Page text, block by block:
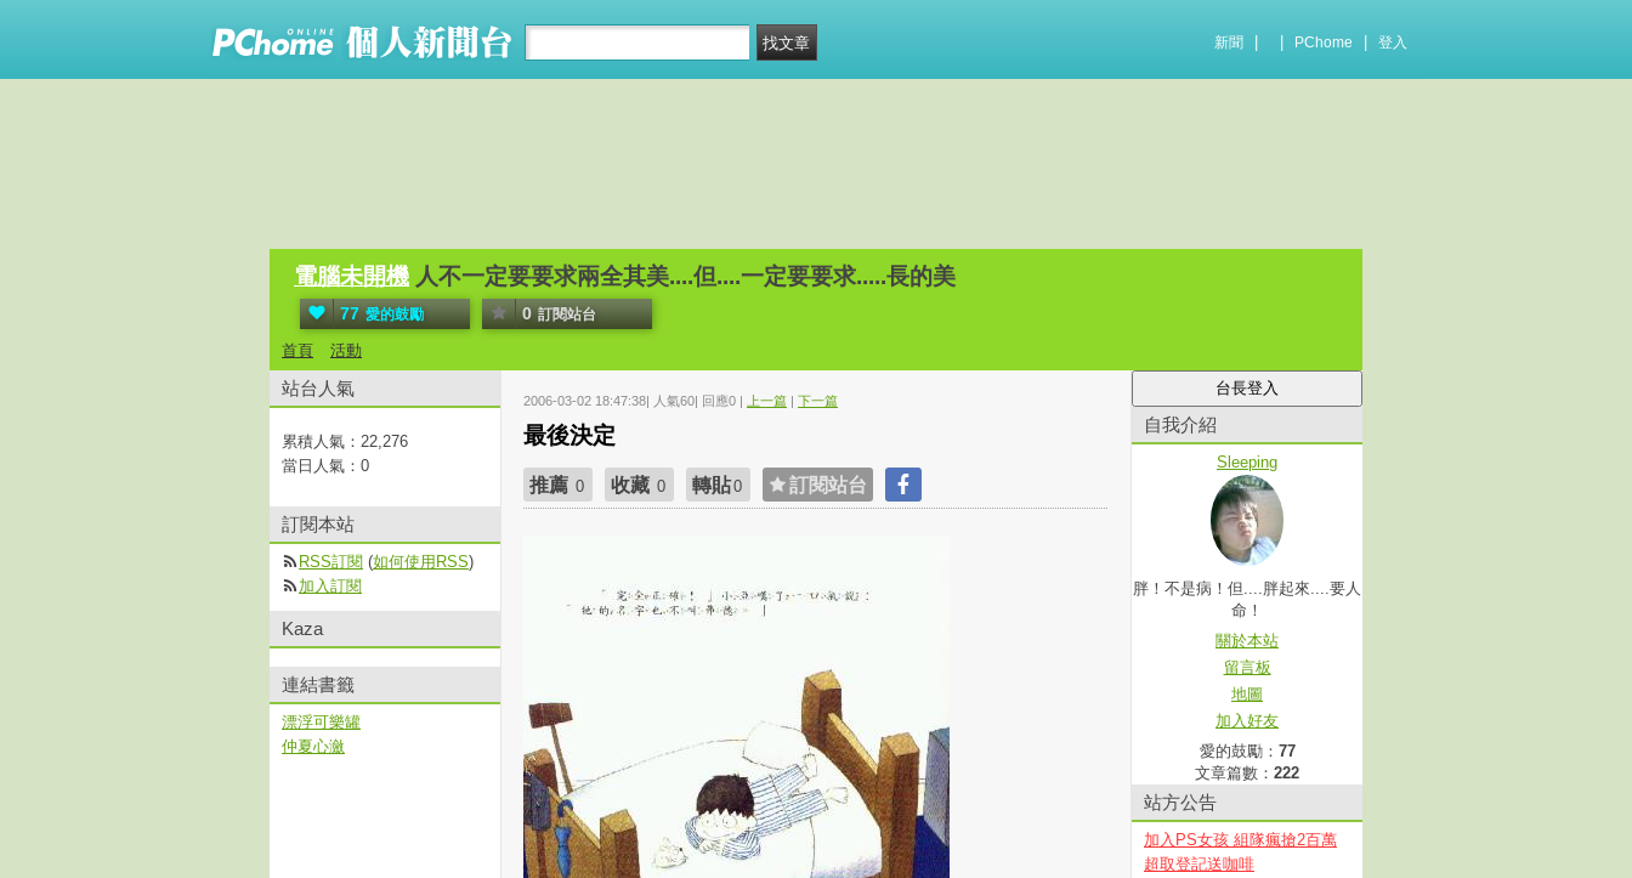
新聞 PChome 登入
電腦未開機 人不一定要要求兩全其美....但....一定要要求.....長的美
77 愛的鼓勵 0 訂閱站台
首頁 活動
2006-03-02 18:47:38| 人氣60| 回應0 | 上一篇 | 下一篇
最後決定
推薦 0 收藏 0 轉貼0 訂閱站台
自我介紹
Sleeping
胖！不是病！但....胖起來....要人
命！
關於本站
留言板
地圖
加入好友
愛的鼓勵： 77
文章篇數： 222
站方公告
加入PS女孩 組隊瘋搶2百萬
超取登記送咖啡
站台人氣
累積人氣： 22,276
當日人氣： 0
訂閱本站
RSS訂閱 (如何使用RSS)
加入訂閱
Kaza
連結書籤
漂浮可樂罐
仲夏心瀲